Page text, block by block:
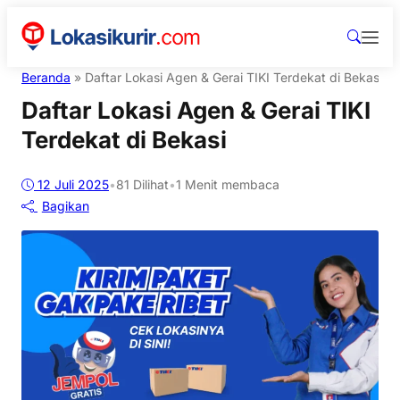
Beranda » Daftar Lokasi Agen & Gerai TIKI Terdekat di Bekasi
Daftar Lokasi Agen & Gerai TIKI
Terdekat di Bekasi
12 Juli 2025•81 Dilihat•1 Menit membaca
Bagikan